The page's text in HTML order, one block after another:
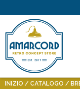
INIZIO CATALOGO